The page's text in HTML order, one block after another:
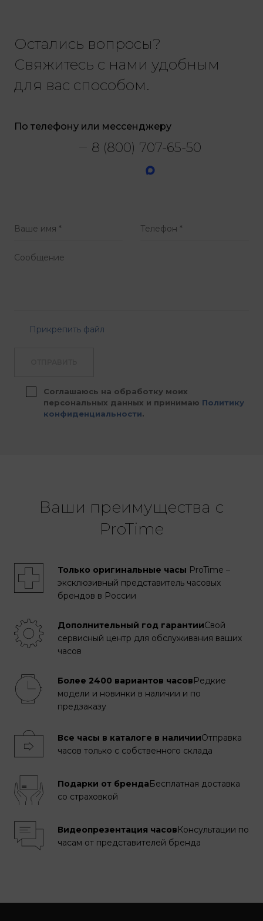
Остались вопросы?
Свяжитесь с нами удобным
для вас способом.
По телефону или мессенджеру
8 (800) 707-65-50
Прикрепить файл
Соглашаюсь на обработку моих
персональных данных и принимаю Политику
конфиденциальности.
Ваши преимущества с
ProTime
Только оригинальные часы ProTime –
эксклюзивный представитель часовых
брендов в России
Дополнительный год гарантииСвой
сервисный центр для обслуживания ваших
часов
Более 2400 вариантов часовРедкие
модели и новинки в наличии и по
предзаказу
Все часы в каталоге в наличииОтправка
часов только с собственного склада
Подарки от брендаБесплатная доставка
со страховкой
Видеопрезентация часовКонсультации по
часам от представителей бренда